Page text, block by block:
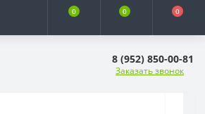
0 0 0
8 (952) 850-00-81
Заказать звонок